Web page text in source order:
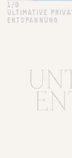
1/9
ULTIMATIVE
ENTSPANNUNG